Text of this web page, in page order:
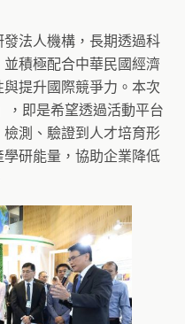
法人機構，長期透過科
積極配合中華民國經濟
提升國際競爭力。本次
，即是希望透過活動平台
測、驗證到人才培育形
研能量，協助企業降低